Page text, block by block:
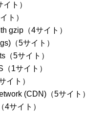
ト）
ト）
gzip（4サイト）
（5サイト）
（5サイト）
1サイト）
イト）
(CDN)（5サイト）
4サイト）